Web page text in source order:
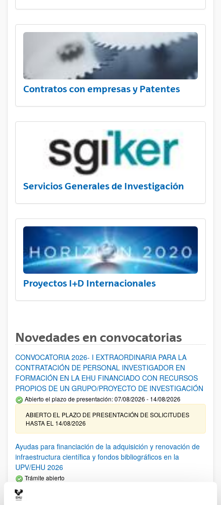
Contratos con empresas y Patentes
Servicios Generales de Investigación
Proyectos I+D Internacionales
Novedades en convocatorias
CONVOCATORIA 2026- I EXTRAORDINARIA PARA LA
CONTRATACIÓN DE PERSONAL INVESTIGADOR EN
FORMACIÓN EN LA EHU FINANCIADO CON RECURSOS
PROPIOS DE UN GRUPO/PROYECTO DE INVESTIGACIÓN
Abierto el plazo de presentación: 07/08/2026 - 14/08/2026
ABIERTO EL PLAZO DE PRESENTACIÓN DE SOLICITUDES
HASTA EL 14/08/2026
Ayudas para financiación de la adquisición y renovación de
infraestructura científica y fondos bibliográficos en la
UPV/EHU 2026
Trámite abierto